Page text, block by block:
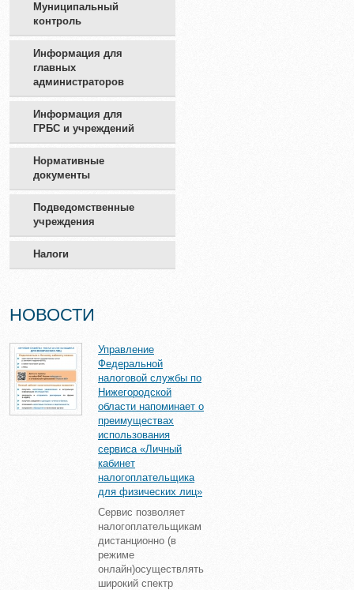
Муниципальный
контроль
Информация для
главных
администраторов
Информация для
ГРБС и учреждений
Нормативные
документы
Подведомственные
учреждения
Налоги
НОВОСТИ
Управление
Федеральной
налоговой службы по
Нижегородской
области напоминает о
преимуществах
использования
сервиса «Личный
кабинет
налогоплательщика
для физических лиц»
Сервис позволяет
налогоплательщикам
дистанционно (в
режиме
онлайн)осуществлять
широкий спектр